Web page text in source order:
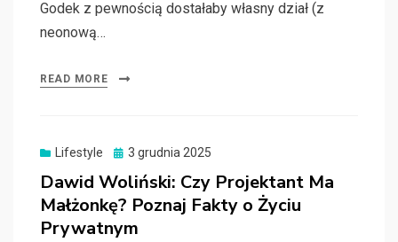
Godek z pewnością dostałaby własny dział (z
neonową…
READ MORE
Lifestyle
Posted
3 grudnia 2025
Dawid Woliński: Czy Projektant Ma
Małżonkę? Poznaj Fakty o Życiu
Prywatnym